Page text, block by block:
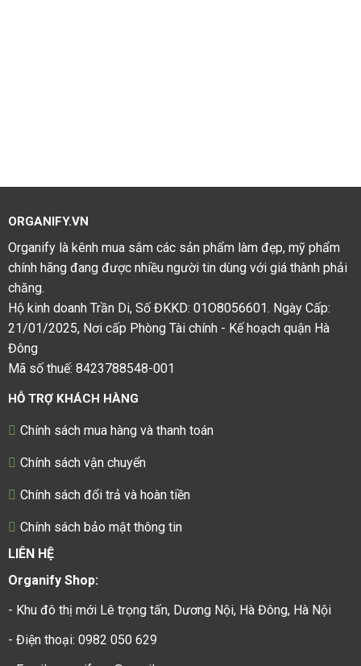
ORGANIFY.VN
Organify là kênh mua sắm các sản phẩm làm đẹp, mỹ phẩm
chính hãng đang được nhiều người tin dùng với giá thành phải
chăng.
Hộ kinh doanh Trần Di, Số ĐKKD: 01O8056601. Ngày Cấp:
21/01/2025, Nơi cấp Phòng Tài chính - Kế hoạch quận Hà
Đông
Mã số thuế: 8423788548-001
HỖ TRỢ KHÁCH HÀNG
Chính sách mua hàng và thanh toán
Chính sách vận chuyển
Chính sách đổi trả và hoàn tiền
Chính sách bảo mật thông tin
LIÊN HỆ
Organify Shop:
- Khu đô thị mới Lê trọng tấn, Dương Nội, Hà Đông, Hà Nội
- Điện thoại: 0982 050 629